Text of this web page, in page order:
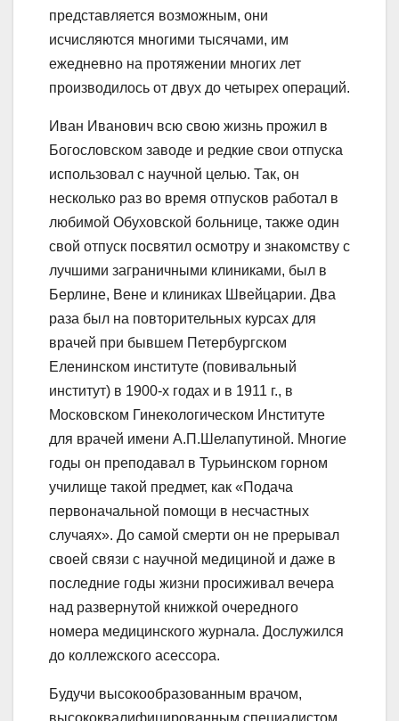
представляется возможным, они
исчисляются многими тысячами, им
ежедневно на протяжении многих лет
производилось от двух до четырех операций.
Иван Иванович всю свою жизнь прожил в
Богословском заводе и редкие свои отпуска
использовал с научной целью. Так, он
несколько раз во время отпусков работал в
любимой Обуховской больнице, также один
свой отпуск посвятил осмотру и знакомству с
лучшими заграничными клиниками, был в
Берлине, Вене и клиниках Швейцарии. Два
раза был на повторительных курсах для
врачей при бывшем Петербургском
Еленинском институте (повивальный
институт) в 1900-х годах и в 1911 г., в
Московском Гинекологическом Институте
для врачей имени А.П.Шелапутиной. Многие
годы он преподавал в Турьинском горном
училище такой предмет, как «Подача
первоначальной помощи в несчастных
случаях». До самой смерти он не прерывал
своей связи с научной медициной и даже в
последние годы жизни просиживал вечера
над развернутой книжкой очередного
номера медицинского журнала. Дослужился
до коллежского асессора.
Будучи высокообразованным врачом,
высококвалифицированным специалистом,